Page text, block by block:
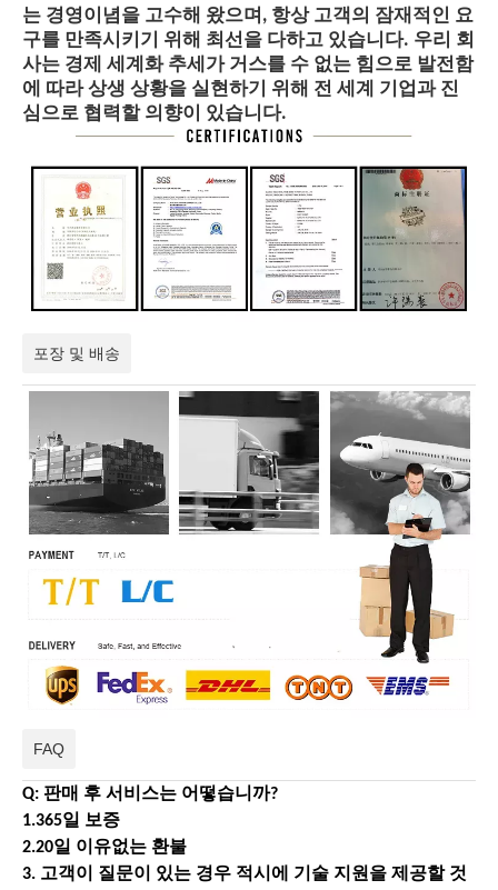
는 경영이념을 고수해 왔으며, 항상 고객의 잠재적인 요
구를 만족시키기 위해 최선을 다하고 있습니다. 우리 회
사는 경제 세계화 추세가 거스를 수 없는 힘으로 발전함
에 따라 상생 상황을 실현하기 위해 전 세계 기업과 진
심으로 협력할 의향이 있습니다.
포장 및 배송
FAQ
Q: 판매 후 서비스는 어떻습니까?
1.365일 보증
2.20일 이유없는 환불
3. 고객이 질문이 있는 경우 적시에 기술 지원을 제공할 것